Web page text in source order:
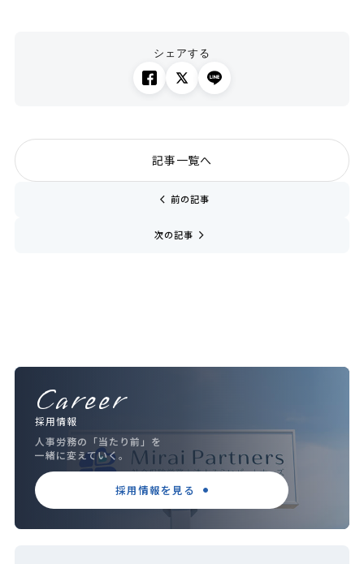
シェアする
chevron_left 前の記事
記事一覧へ
次の記事 navigate_next
Career
採用情報
人事労務の「当たり前」を
一緒に変えていく。
採用情報を見る